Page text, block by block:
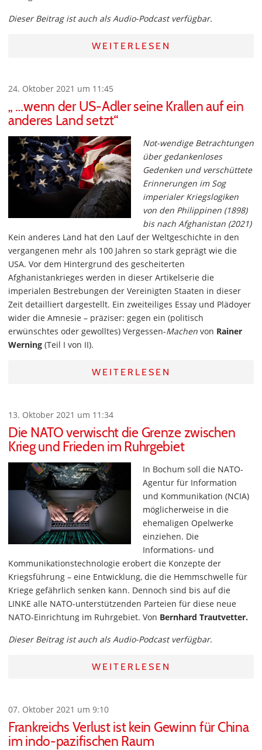
Dieser Beitrag ist auch als Audio-Podcast verfügbar.
WEITERLESEN
24. Oktober 2021 um 11:45
„ …wenn der US-Adler seine Krallen auf ein
anderes Land setzt“
Not-wendige Betrachtungen
über gedankenloses
Gedenken und verschüttete
Erinnerungen im Sog
imperialer Kriegslogiken
von den Philippinen (1898)
bis nach Afghanistan (2021)
Kein anderes Land hat den Lauf der Weltgeschichte in den
vergangenen mehr als 100 Jahren so stark geprägt wie die
USA. Vor dem Hintergrund des gescheiterten
Afghanistankrieges werden in dieser Artikelserie die
imperialen Bestrebungen der Vereinigten Staaten in dieser
Zeit detailliert dargestellt. Ein zweiteiliges Essay und Plädoyer
wider die Amnesie – präziser: gegen ein (politisch
erwünschtes oder gewolltes) Vergessen-Machen von Rainer
Werning (Teil I von II).
WEITERLESEN
13. Oktober 2021 um 11:34
Die NATO verwischt die Grenze zwischen
Krieg und Frieden im Ruhrgebiet
In Bochum soll die NATO-
Agentur für Information
und Kommunikation (NCIA)
möglicherweise in die
ehemaligen Opelwerke
einziehen. Die
Informations- und
Kommunikationstechnologie erobert die Konzepte der
Kriegsführung – eine Entwicklung, die die Hemmschwelle für
Kriege gefährlich senken kann. Dennoch sind bis auf die
LINKE alle NATO-unterstützenden Parteien für diese neue
NATO-Einrichtung im Ruhrgebiet. Von Bernhard Trautvetter.
Dieser Beitrag ist auch als Audio-Podcast verfügbar.
WEITERLESEN
07. Oktober 2021 um 9:10
Frankreichs Verlust ist kein Gewinn für China
im indo-pazifischen Raum